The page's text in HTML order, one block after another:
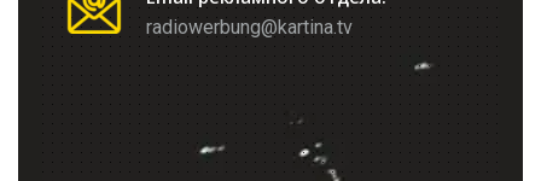
radiowerbung@kartina.tv